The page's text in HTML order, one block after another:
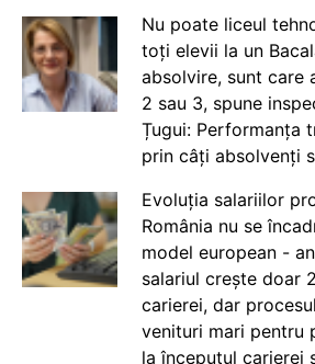
Nu poate liceul
toți elevii la un
absolvire, sunt care
2 sau 3, spune
Țugui: Performanța
prin câți absolvenți
Evoluția salariilor
România nu se
model european -
salariul crește doar
carierei, dar
venituri mari pentru
la începutul carierei